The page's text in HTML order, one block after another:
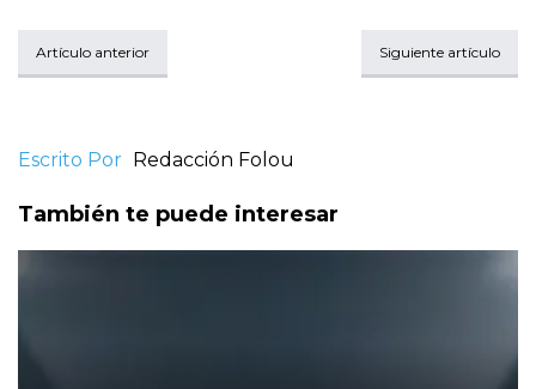
Artículo anterior Siguiente artículo
Escrito Por Redacción Folou
También te puede interesar